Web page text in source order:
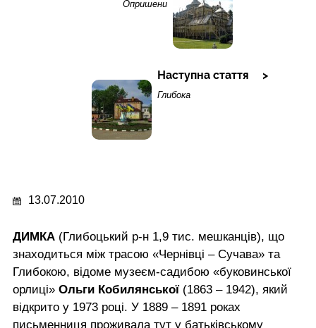
Опришени
Наступна стаття
Глибока
13.07.2010
ДИМКА (Глибоцький р-н 1,9 тис. мешканців), що
знаходиться між трасою «Чернівці – Сучава» та
Глибокою, відоме музеєм-садибою «буковинської
орлиці» Ольги Кобилянської (1863 – 1942), який
відкрито у 1973 році. У 1889 – 1891 роках
письменниця проживала тут у батьківському